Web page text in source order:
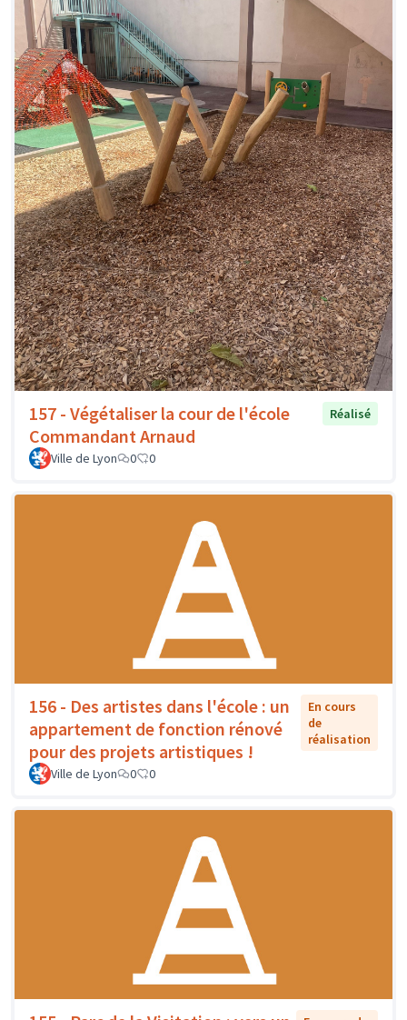
157 - Végétaliser la cour de l'école
Commandant Arnaud
Réalisé
Ville de Lyon 0 0
156 - Des artistes dans l'école : un
appartement de fonction rénové
pour des projets artistiques !
En cours
de
réalisation
Ville de Lyon 0 0